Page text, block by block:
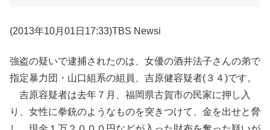
(2013年10月01日17:33)TBS Newsi
強盗の疑いで逮捕されたのは、女優の酒井法子さんの弟で
指定暴力団・山口組系の組員、吉原健容疑者(３４)です。
吉原容疑者は去年７月、福岡県古賀市の民家に押し入
り、女性に拳銃のようなものを突きつけて、金を出せと脅